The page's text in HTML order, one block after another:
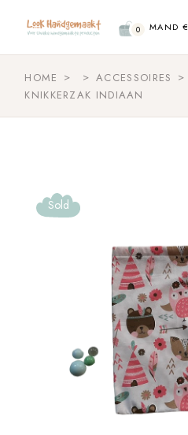
content
0 MAND €
HOME ACCESSOIRES
KNIKKERZAK INDIAAN
Sold